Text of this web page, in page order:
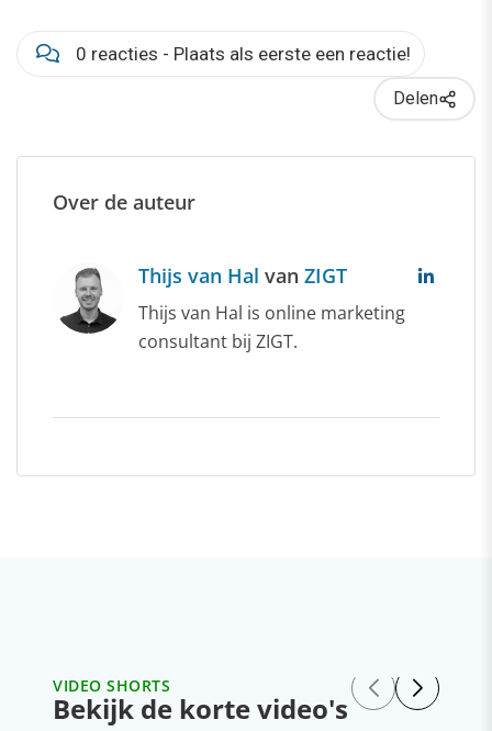
0 reacties - Plaats als eerste een reactie!
Delen
Over de auteur
Thijs van Hal van ZIGT
Thijs van Hal is online marketing
consultant bij ZIGT.
VIDEO SHORTS
Bekijk de korte video's